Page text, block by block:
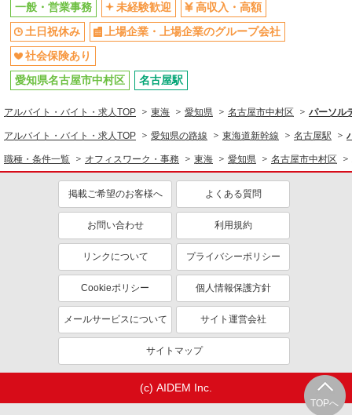
TOPへ
一般・営業事務 未経験歓迎
高収入・高額
土日祝休み
上場企業・上場企業のグループ会社
社会保険あり
愛知県名古屋市中村区
名古屋駅
アルバイト・バイト・求人TOP 東海 愛知県 名古屋市中村区 パーソル
アルバイト・バイト・求人TOP 愛知県の路線 東海道新幹線 名古屋駅
職種・条件一覧 オフィスワーク・事務 東海 愛知県 名古屋市中村区
掲載ご希望のお客様へ よくある質問
お問い合わせ 利用規約
リンクについて プライバシーポリシー
Cookieポリシー 個人情報保護方針
メールサービスについて サイト運営会社
サイトマップ
(c) AIDEM Inc.